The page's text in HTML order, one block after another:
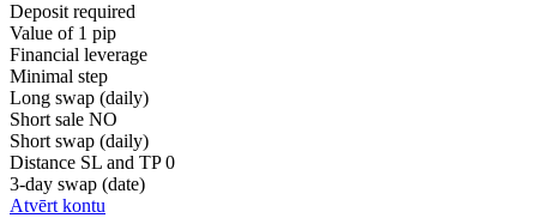
Deposit required
Value of 1 pip
Financial leverage
Minimal step
Long swap (daily)
Short sale NO
Short swap (daily)
Distance SL and TP 0
3-day swap (date)
Atvērt kontu